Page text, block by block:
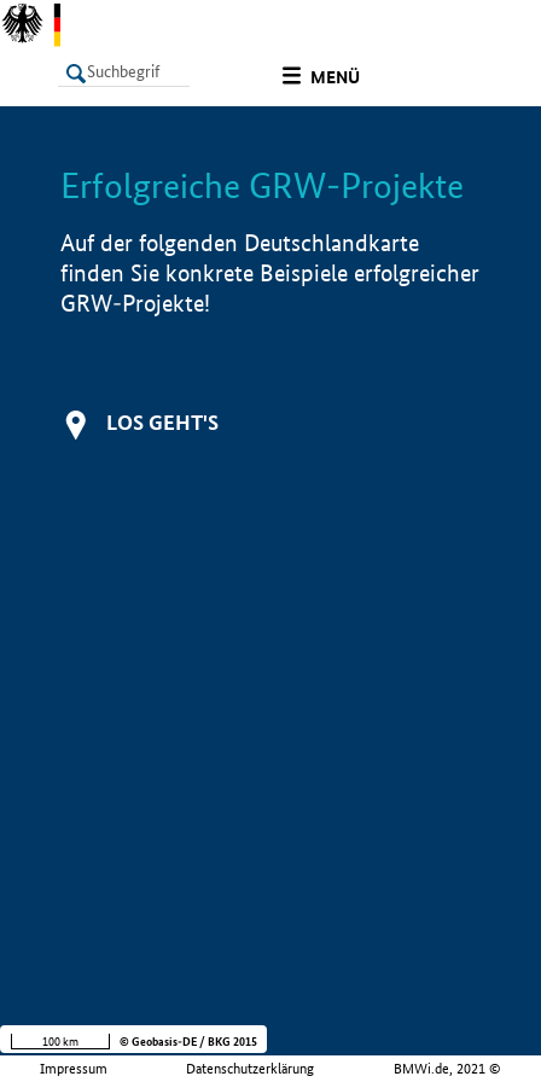
MENÜ
LISTE Info
Erfolgreiche GRW-Projekte
Auf der folgenden Deutschlandkarte
finden Sie konkrete Beispiele erfolgreicher
GRW-Projekte!
LOS GEHT'S
Impressum Datenschutzerklärung BMWi.de, 2021 ©
100 km © Geobasis-DE / BKG 2015